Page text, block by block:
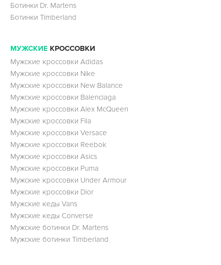
Ботинки Dr. Martens
Ботинки Timberland
МУЖСКИЕ КРОССОВКИ
Мужские кроссовки Adidas
Мужские кроссовки Nike
Мужские кроссовки New Balance
Мужские кроссовки Balenciaga
Мужские кроссовки Alex McQueen
Мужские кроссовки Fila
Мужские кроссовки Versace
Мужские кроссовки Reebok
Мужские кроссовки Asics
Мужские кроссовки Puma
Мужские кроссовки Under Armour
Мужские кроссовки Dior
Мужские кеды Vans
Мужские кеды Converse
Мужские ботинки Dr. Martens
Мужские ботинки Timberland